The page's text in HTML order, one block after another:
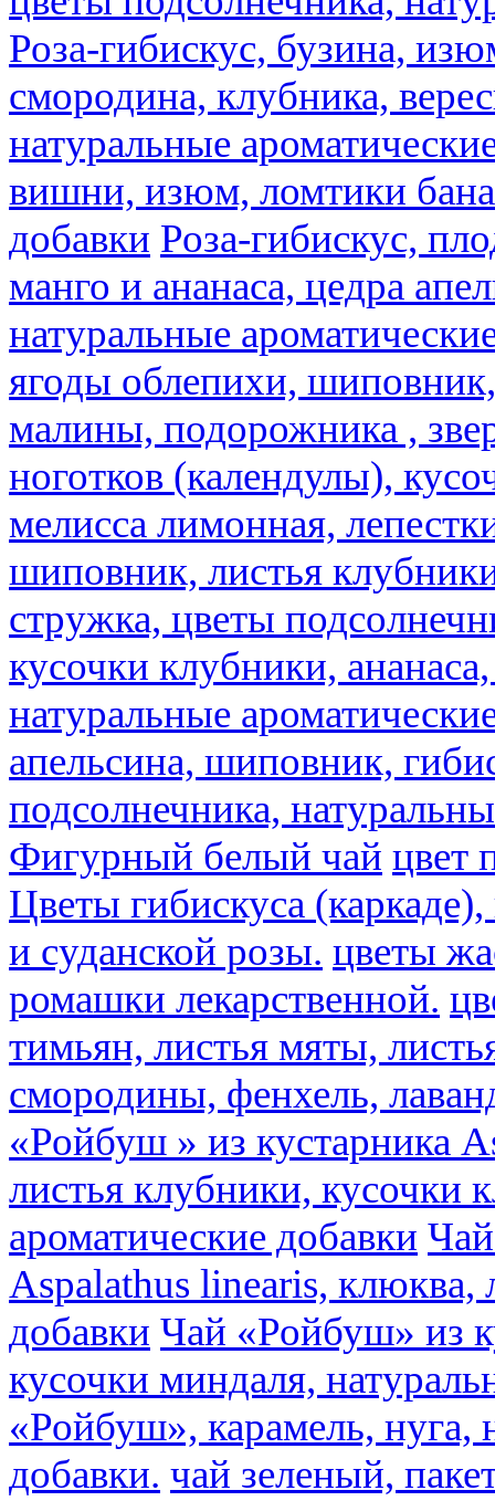
Роза-гибискус, бузина,
смородина, клубника,
натуральные
вишни, изюм, ломтики
добавки Роза-гибискус,
манго и ананаса, цедра
натуральные
ягоды облепихи,
малины, подорожника ,
ноготков (календулы),
мелисса лимонная,
шиповник, листья
стружка, цветы
кусочки клубники,
натуральные
апельсина, шиповник,
подсолнечника,
Фигурный белый чай цвет
Цветы гибискуса
и суданской розы. цветы
ромашки лекарственной.
тимьян, листья мяты,
смородины, фенхель,
«Ройбуш » из кустарника
листья клубники, кусочки
ароматические добавки
Aspalathus linearis, клюква,
добавки Чай «Ройбуш» из
кусочки миндаля,
«Ройбуш», карамель, нуга,
добавки. чай зеленый,